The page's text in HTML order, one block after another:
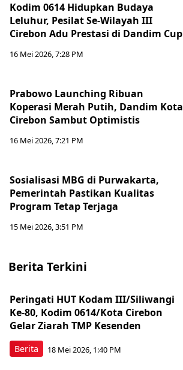
Kodim 0614 Hidupkan Budaya
Leluhur, Pesilat Se-Wilayah III
Cirebon Adu Prestasi di Dandim Cup
16 Mei 2026, 7:28 PM
Prabowo Launching Ribuan
Koperasi Merah Putih, Dandim Kota
Cirebon Sambut Optimistis
16 Mei 2026, 7:21 PM
Sosialisasi MBG di Purwakarta,
Pemerintah Pastikan Kualitas
Program Tetap Terjaga
15 Mei 2026, 3:51 PM
Berita Terkini
Berita
Peringati HUT Kodam III/Siliwangi
Ke-80, Kodim 0614/Kota Cirebon
Gelar Ziarah TMP Kesenden
18 Mei 2026, 1:40 PM